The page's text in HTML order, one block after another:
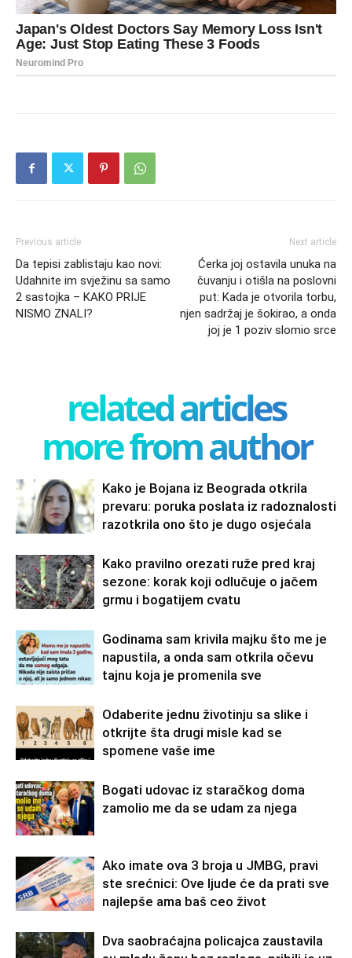
Previous article
Da tepisi zablistaju kao novi:
Udahnite im svježinu sa samo
2 sastojka – KAKO PRIJE
NISMO ZNALI?
Next article
Ćerka joj ostavila unuka na
čuvanju i otišla na poslovni
put: Kada je otvorila torbu,
njen sadržaj je šokirao, a onda
joj je 1 poziv slomio srce
related articles
more from author
Kako je Bojana iz Beograda otkrila
prevaru: poruka poslata iz radoznalosti
razotkrila ono što je dugo osjećala
Kako pravilno orezati ruže pred kraj
sezone: korak koji odlučuje o jačem
grmu i bogatijem cvatu
Godinama sam krivila majku što me je
napustila, a onda sam otkrila očevu
tajnu koja je promenila sve
Odaberite jednu životinju sa slike i
otkrijte šta drugi misle kad se
spomene vaše ime
Bogati udovac iz staračkog doma
zamolio me da se udam za njega
Ako imate ova 3 broja u JMBG, pravi
ste srećnici: Ove ljude će da prati sve
najlepše ama baš ceo život
Dva saobraćajna policajca zaustavila